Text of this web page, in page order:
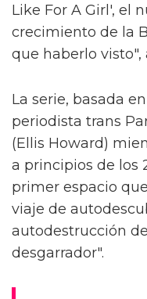
Like For A Girl', el
crecimiento de la
que haberlo visto",
La serie, basada
periodista trans
(Ellis Howard)
a principios de los
primer espacio
viaje de
autodestrucción
desgarrador".